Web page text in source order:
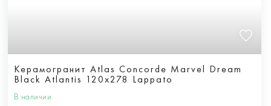
Керамогранит Atlas Concorde Marvel Dream
Black Atlantis 120x278 Lappato
В наличии